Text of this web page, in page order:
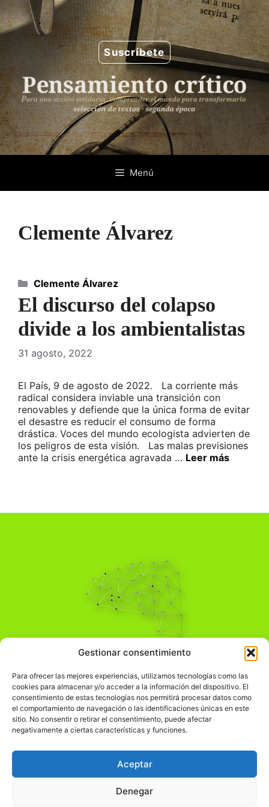
Gestionar consentimiento
Para ofrecer las mejores experiencias, utilizamos tecnologías como las
cookies para almacenar y/o acceder a la información del dispositivo. El
consentimiento de estas tecnologías nos permitirá procesar datos como
el comportamiento de navegación o las identificaciones únicas en este
sitio. No consentir o retirar el consentimiento, puede afectar
negativamente a ciertas características y funciones.
Aceptar
Denegar
Saltar
al
contenido
Suscríbete
Menú
Clemente Álvarez
El discurso del colapso
divide a los ambientalistas
31 agosto, 2022
El País, 9 de agosto de 2022. La corriente más
radical considera inviable una transición con
renovables y defiende que la única forma de evitar
el desastre es reducir el consumo de forma
drástica. Voces del mundo ecologista advierten de
los peligros de esta visión. Las malas previsiones
ante la crisis energética agravada … Leer más
Categorías
Clemente Álvarez
Pensamiento Crítico
Comprender el mundo para transformarlo.
Información Legal
჻Política de privacidad
Política de cookies